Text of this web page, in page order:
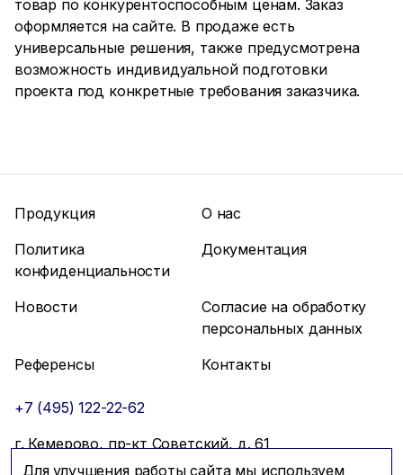
товар по конкурентоспособным ценам. Заказ
оформляется на сайте. В продаже есть
универсальные решения, также предусмотрена
возможность индивидуальной подготовки
проекта под конкретные требования заказчика.
Для улучшения работы сайта мы используем
Продукция
О нас
Политика
конфиденциальности
Документация
Новости
Согласие на обработку
персональных данных
Референсы
Контакты
+7 (495) 122-22-62
г. Кемерово, пр-кт Советский, д. 61